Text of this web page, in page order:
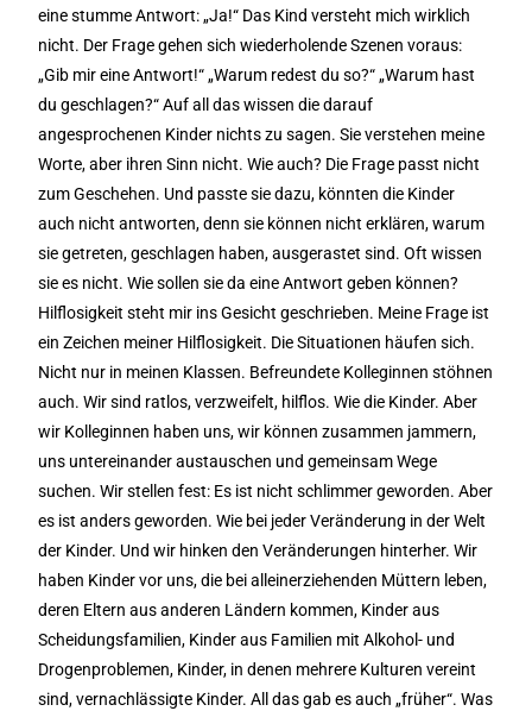
eine stumme Antwort: „Ja!“ Das Kind versteht mich wirklich
nicht. Der Frage gehen sich wiederholende Szenen voraus:
„Gib mir eine Antwort!“ „Warum redest du so?“ „Warum hast
du geschlagen?“ Auf all das wissen die darauf
angesprochenen Kinder nichts zu sagen. Sie verstehen meine
Worte, aber ihren Sinn nicht. Wie auch? Die Frage passt nicht
zum Geschehen. Und passte sie dazu, könnten die Kinder
auch nicht antworten, denn sie können nicht erklären, warum
sie getreten, geschlagen haben, ausgerastet sind. Oft wissen
sie es nicht. Wie sollen sie da eine Antwort geben können?
Hilflosigkeit steht mir ins Gesicht geschrieben. Meine Frage ist
ein Zeichen meiner Hilflosigkeit. Die Situationen häufen sich.
Nicht nur in meinen Klassen. Befreundete Kolleginnen stöhnen
auch. Wir sind ratlos, verzweifelt, hilflos. Wie die Kinder. Aber
wir Kolleginnen haben uns, wir können zusammen jammern,
uns untereinander austauschen und gemeinsam Wege
suchen. Wir stellen fest: Es ist nicht schlimmer geworden. Aber
es ist anders geworden. Wie bei jeder Veränderung in der Welt
der Kinder. Und wir hinken den Veränderungen hinterher. Wir
haben Kinder vor uns, die bei alleinerziehenden Müttern leben,
deren Eltern aus anderen Ländern kommen, Kinder aus
Scheidungsfamilien, Kinder aus Familien mit Alkohol- und
Drogenproblemen, Kinder, in denen mehrere Kulturen vereint
sind, vernachlässigte Kinder. All das gab es auch „früher“. Was